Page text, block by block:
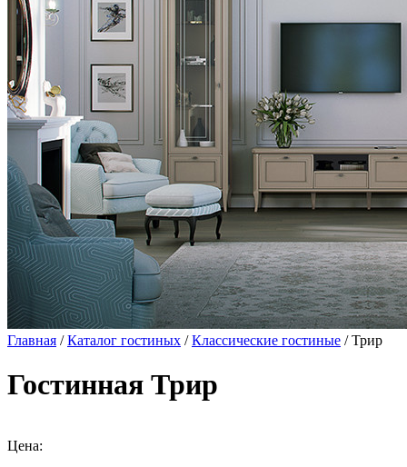
Главная /Каталог гостиных /Классические гостиные / Трир
Гостинная Трир
Цена: